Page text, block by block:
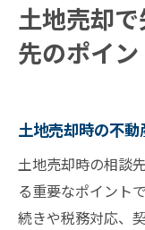
土地売却
先のポイン
土地売却時の不
土地売却時の相談
る重要なポイント
続きや税務対応、